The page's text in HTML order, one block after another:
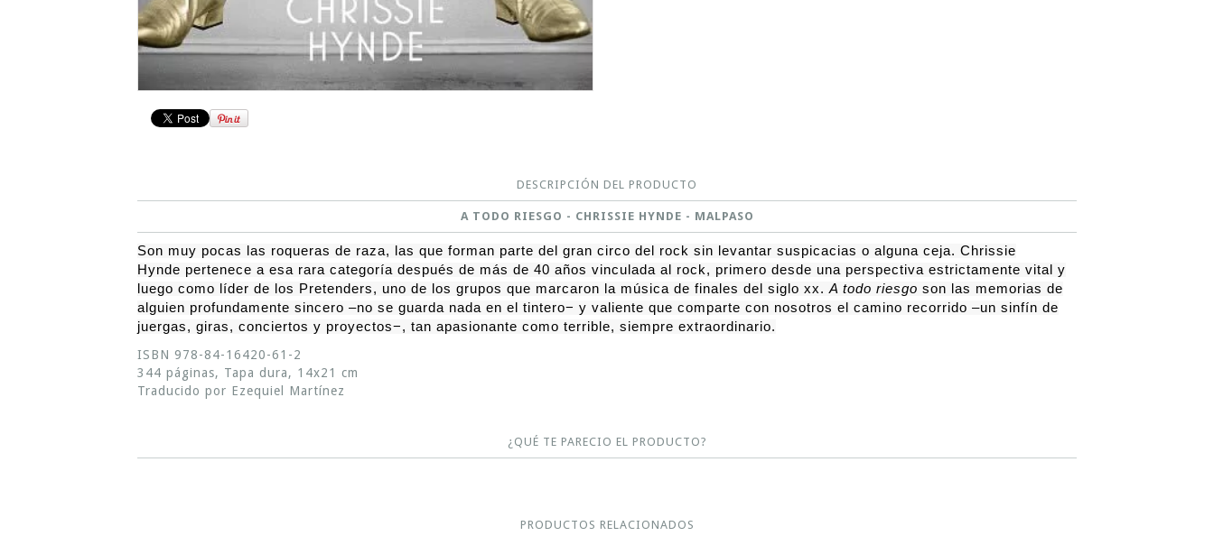
DESCRIPCIÓN DEL PRODUCTO
A TODO RIESGO - CHRISSIE HYNDE - MALPASO
Son muy pocas las roqueras de raza, las que forman parte del gran circo del rock sin levantar suspicacias o alguna ceja. Chrissie
Hynde pertenece a esa rara categoría después de más de 40 años vinculada al rock, primero desde una perspectiva estrictamente vital y
luego como líder de los Pretenders, uno de los grupos que marcaron la música de finales del siglo xx. A todo riesgo son las memorias de
alguien profundamente sincero –no se guarda nada en el tintero− y valiente que comparte con nosotros el camino recorrido –un sinfín de
juergas, giras, conciertos y proyectos−, tan apasionante como terrible, siempre extraordinario.
ISBN 978-84-16420-61-2
344 páginas, Tapa dura, 14x21 cm
Traducido por Ezequiel Martínez
¿QUÉ TE PARECIO EL PRODUCTO?
PRODUCTOS RELACIONADOS